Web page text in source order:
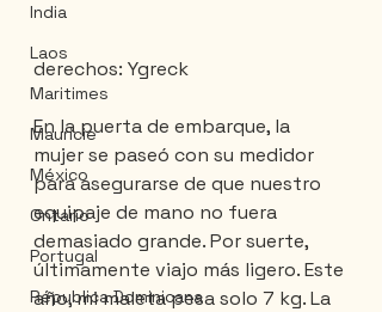
India
Laos
Maritimes
Mauricie
México
Ontario
Portugal
Républica Dominicana
derechos: Ygreck
En la puerta de embarque, la
mujer se paseó con su medidor
para asegurarse de que nuestro
equipaje de mano no fuera
demasiado grande. Por suerte,
últimamente viajo más ligero. Este
año, mi maleta pesa solo 7 kg. La